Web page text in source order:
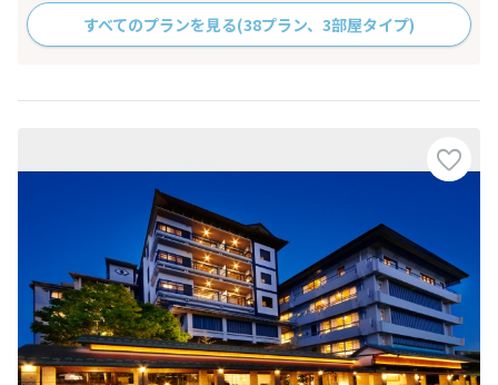
すべてのプランを見る(38プラン、3部屋タイプ)